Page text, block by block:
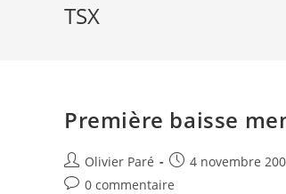
TSX
Première baisse
Auteur/autrice
de
Olivier Paré
Post
published:
4 novembre
Post0 commentaire